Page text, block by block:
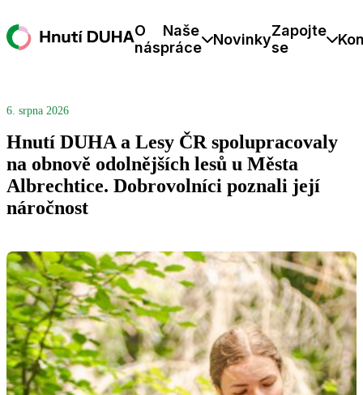
O
nás
Naše
práce
NovinkyZapojte
se
6. srpna 2026
Hnutí DUHA a Lesy ČR spolupracovaly
na obnově odolnějších lesů u Města
Albrechtice. Dobrovolníci poznali její
náročnost